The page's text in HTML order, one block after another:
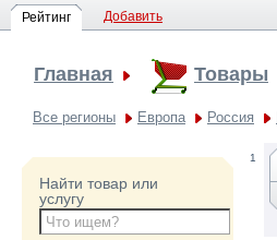
Рейтинг Добавить
Главная Товары
Все регионы Европа Россия
Найти товар или
услугу
1